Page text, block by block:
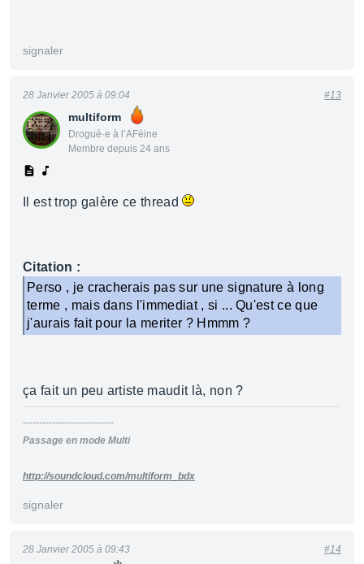
signaler
multiform
Drogué·e à l’AFéine
Membre depuis 24 ans
28 Janvier 2005 à 09:04 #13
Il est trop galère ce thread
Citation :
Perso , je cracherais pas sur une signature à long
terme , mais dans l'immediat , si ... Qu'est ce que
j'aurais fait pour la meriter ? Hmmm ?
ça fait un peu artiste maudit là, non ?
----------------------------
Passage en mode Multi
http://soundcloud.com/multiform_bdx
signaler
28 Janvier 2005 à 09:43 #14